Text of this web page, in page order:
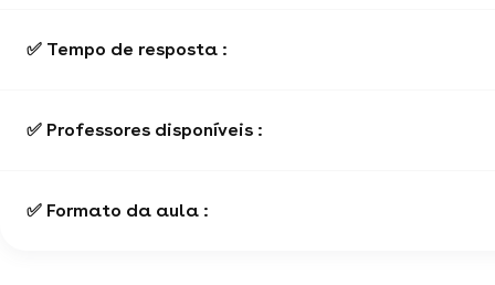
✅ Tempo de resposta :
✅ Professores disponíveis :
✅ Formato da aula :